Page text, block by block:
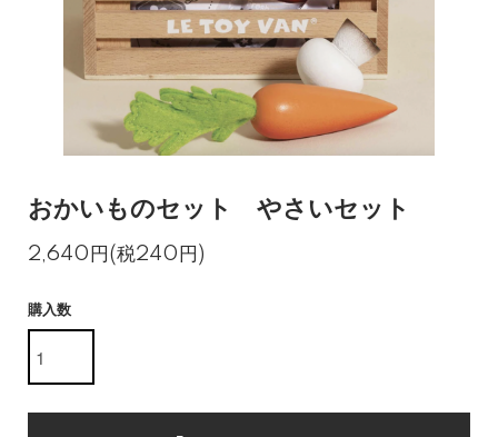
おかいものセット やさいセット
2,640円(税240円)
購入数